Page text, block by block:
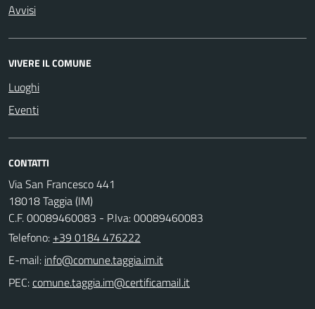
Avvisi
VIVERE IL COMUNE
Luoghi
Eventi
CONTATTI
Via San Francesco 441
18018 Taggia (IM)
C.F. 00089460083 - P.Iva: 00089460083
Telefono: +39 0184 476222
E-mail:
PEC: